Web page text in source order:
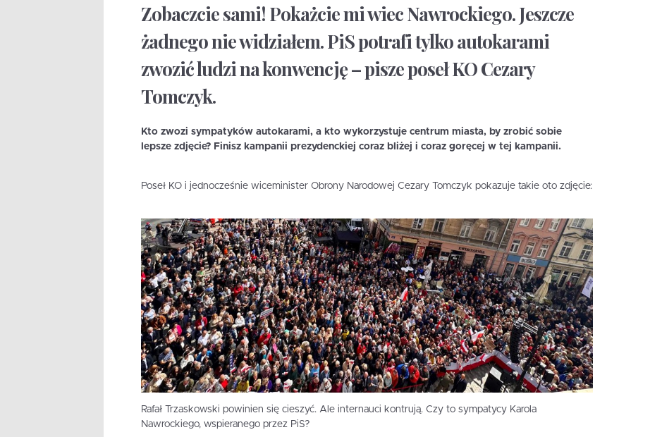
Zobaczcie sami! Pokażcie mi wiec Nawrockiego. Jeszcze
żadnego nie widziałem. PiS potrafi tylko autokarami
zwozić ludzi na konwencję – pisze poseł KO Cezary
Tomczyk.
Kto zwozi sympatyków autokarami, a kto wykorzystuje centrum miasta, by zrobić sobie
lepsze zdjęcie? Finisz kampanii prezydenckiej coraz bliżej i coraz goręcej w tej kampanii.
Poseł KO i jednocześnie wiceminister Obrony Narodowej Cezary Tomczyk pokazuje takie oto zdjęcie:
Rafał Trzaskowski powinien się cieszyć. Ale internauci kontrują. Czy to sympatycy Karola
Nawrockiego, wspieranego przez PiS?